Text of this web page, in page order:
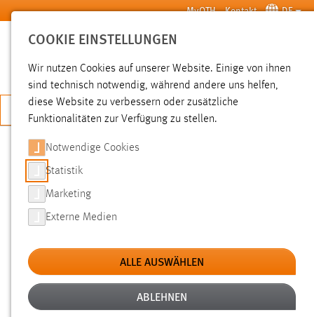
Zum Hauptinhalt springen MyOTH Kontakt DE
SUCHE
JETZT BEWERBEN
SUCHE
FILTER
Typ
Erstellungsdatum
COOKIE EINSTELLUNGEN
Wir nutzen Cookies auf unserer Website. Einige von ihnen
sind technisch notwendig, während andere uns helfen,
diese Website zu verbessern oder zusätzliche
Funktionalitäten zur Verfügung zu stellen.
Notwendige Cookies
Statistik
Marketing
Externe Medien
ALLE AUSWÄHLEN
ABLEHNEN